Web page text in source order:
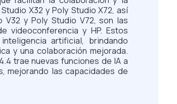
X32 y Poly Studio X72, así
V32 y Poly Studio V72, son las
videoconferencia y HP. Estos
artificial, brindando
y una colaboración mejorada.
trae nuevas funciones de IA a
mejorando las capacidades de